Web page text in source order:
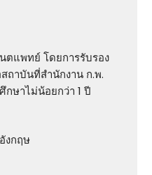
แพทย์ โดยการรับรอง
าบันที่สำนักงาน ก.พ.
กษาไม่น้อยกว่า 1 ปี
งกฤษ